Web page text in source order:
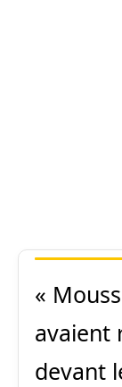
«
avaient
devant